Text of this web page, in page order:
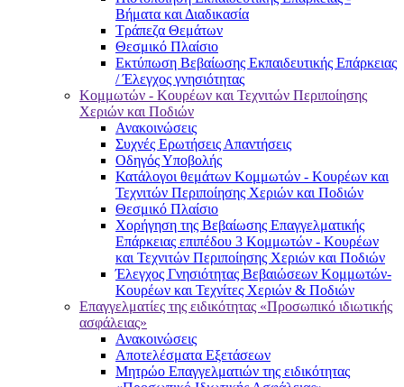
Βήματα και Διαδικασία
Τράπεζα Θεμάτων
Θεσμικό Πλαίσιο
Εκτύπωση Βεβαίωσης Εκπαιδευτικής Επάρκειας
/ Έλεγχος γνησιότητας
Κομμωτών - Κουρέων και Τεχνιτών Περιποίησης
Χεριών και Ποδιών
Ανακοινώσεις
Συχνές Ερωτήσεις Απαντήσεις
Οδηγός Υποβολής
Κατάλογοι θεμάτων Κομμωτών - Κουρέων και
Τεχνιτών Περιποίησης Χεριών και Ποδιών
Θεσμικό Πλαίσιο
Χορήγηση της Βεβαίωσης Επαγγελματικής
Επάρκειας επιπέδου 3 Κομμωτών - Κουρέων
και Τεχνιτών Περιποίησης Χεριών και Ποδιών
Έλεγχος Γνησιότητας Βεβαιώσεων Κομμωτών-
Κουρέων και Τεχνίτες Χεριών & Ποδιών
Επαγγελματίες της ειδικότητας «Προσωπικό ιδιωτικής
ασφάλειας»
Ανακοινώσεις
Αποτελέσματα Εξετάσεων
Μητρώο Επαγγελματιών της ειδικότητας